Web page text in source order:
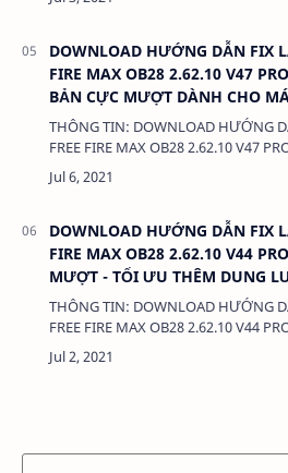
DOWNLOAD HƯỚNG DẪN FIX
FIRE MAX OB28 2.62.10 V47
BẢN CỰC MƯỢT DÀNH CHO
CHƠI GAME PRO
THÔNG TIN: DOWNLOAD HƯỚNG
FREE FIRE MAX OB28 2.62.10 V47
BẢN CỰC MƯỢT DÀNH CHO MÁY
DOWNLOAD HƯỚNG DẪN FIX
FIRE MAX OB28 2.62.10 V44
MƯỢT - TỐI ƯU THÊM DUNG
CHỨC NĂNG CỦA DATA VÀ
THÔNG TIN: DOWNLOAD HƯỚNG
FREE FIRE MAX OB28 2.62.10 V44
MƯỢT - TỐI ƯU THÊM DUNG
NĂNG CỦA DATA VÀ OBB FIX LAG